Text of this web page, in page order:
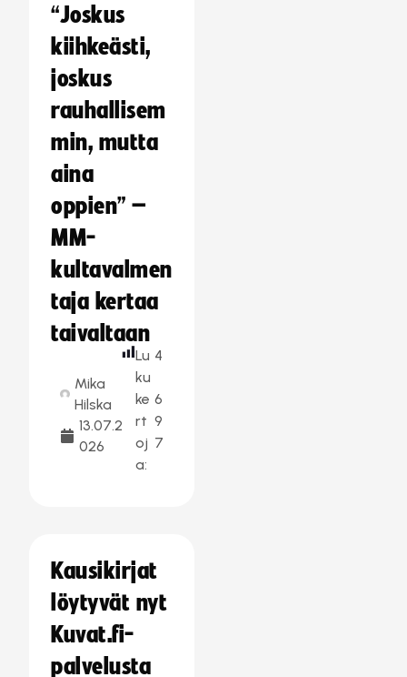
“Joskus
kiihkeästi,
joskus
rauhallisem
min, mutta
aina
oppien” –
MM-
kultavalmen
taja kertaa
taivaltaan
Mika
Hilska
13.07.2
026
Lu
ku
ke
rt
oj
a:
4
6
9
7
Kausikirjat
löytyvät nyt
Kuvat.fi-
palvelusta